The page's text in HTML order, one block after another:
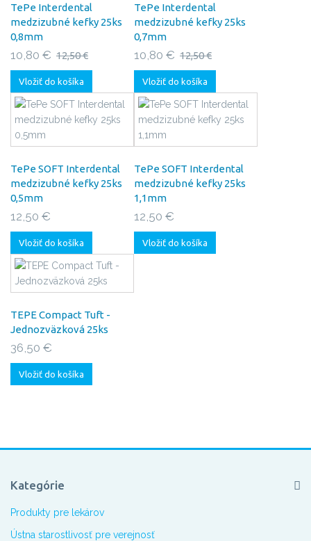
TePe Interdental
medzizubné kefky 25ks
0,8mm
10,80 € 12,50 €
Vložiť do košíka
TePe Interdental
medzizubné kefky 25ks
0,7mm
10,80 € 12,50 €
Vložiť do košíka
TePe SOFT Interdental
medzizubné kefky 25ks
0,5mm
12,50 €
Vložiť do košíka
TePe SOFT Interdental
medzizubné kefky 25ks
1,1mm
12,50 €
Vložiť do košíka
TEPE Compact Tuft -
Jednozväzková 25ks
36,50 €
Vložiť do košíka
Kategórie
Produkty pre lekárov
Ústna starostlivosť pre verejnosť